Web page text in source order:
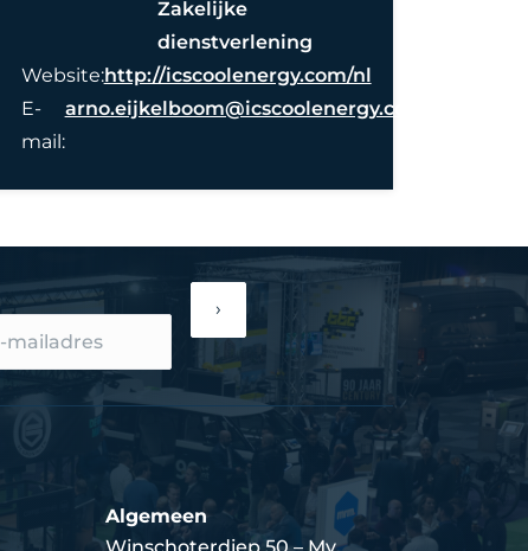
Zakelijke
dienstverlening
Website:http://icscoolenergy.com/nl
E-
mail:
arno.eijkelboom@icscoolenergy.com
›
Algemeen